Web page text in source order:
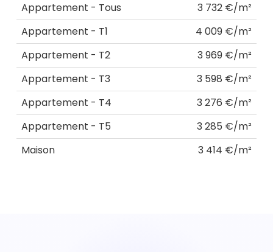
Appartement - Tous
3 732 €/m²
Appartement - T1
4 009 €/m²
Appartement - T2
3 969 €/m²
Appartement - T3
3 598 €/m²
Appartement - T4
3 276 €/m²
Appartement - T5
3 285 €/m²
Maison
3 414 €/m²